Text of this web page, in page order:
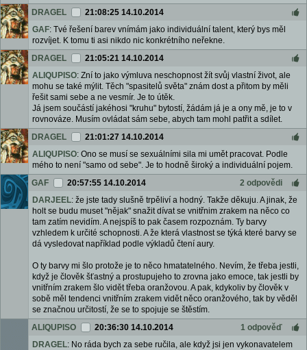
DRAGEL
21:08:25 14.10.2014
GAF: Tvé řešení barev vnímám jako individuální talent, který bys měl
rozvíjet. K tomu ti asi nikdo nic konkrétního neřekne.
DRAGEL
21:05:21 14.10.2014
ALIQUPISO: Zní to jako výmluva neschopnost žít svůj vlastní život, ale
mohu se také mýlit. Těch "spasitelů světa" znám dost a přitom by měli
řešit sami sebe a ne vesmír. Je to útěk.
Já jsem součástí jakéhosi "kruhu" bytostí, žádám já je a ony mě, je to v
rovnováze. Musím ovládat sám sebe, abych tam mohl patřit a sdílet.
DRAGEL
21:01:27 14.10.2014
ALIQUPISO: Ono se musí se sexuálními sila mi umět pracovat. Podle
mého to není "samo od sebe". Je to hodně široký a individuální pojem.
GAF
20:57:55 14.10.2014
2 odpovědi
DARJEEL: že jste tady slušně trpěliví a hodný. Takže děkuju. A jinak, že
holt se budu muset "nějak" snažit dívat se vnitřnim zrakem na něco co
tam zatím nevidím. A nejspíš to pak časem rozpoznám. Ty barvy
vzhledem k určité schopnosti. A že která vlastnost se týká které barvy se
dá vysledovat například podle výkladů čtení aury.
O ty barvy mi šlo protože je to něco hmatatelného. Nevím, že třeba jestli,
když je člověk šťastný a prostupujeho to zrovna jako emoce, tak jestli by
vnitřním zrakem šlo vidět třeba oranžovou. A pak, kdykoliv by člověk v
sobě měl tendenci vnitřním zrakem vidět něco oranžového, tak by věděl
se značnou určitostí, že se to spojuje se štěstím.
ALIQUPISO
20:36:30 14.10.2014
1 odpověď
DRAGEL: No ráda bych za sebe ručila, ale když jsi jen vykonavatelem